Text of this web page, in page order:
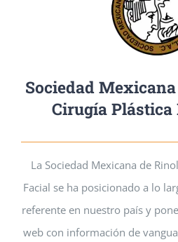
Sociedad
Cirugía Plástica
La Sociedad Mexicana de
Facial se ha posicionado a lo
referente en nuestro país y
web con información de